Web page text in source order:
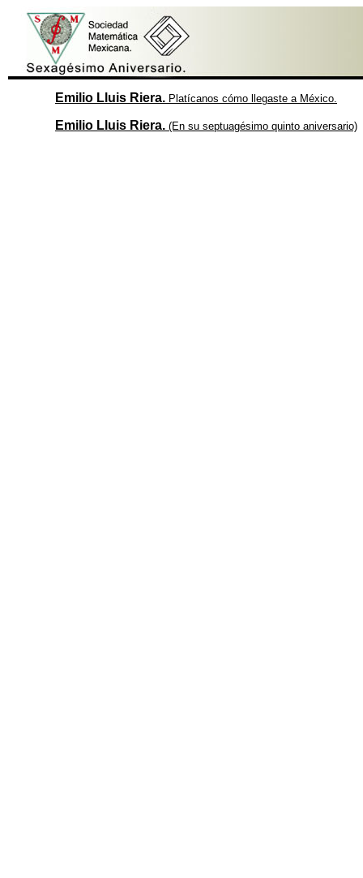
Emilio Lluis Riera. Platícanos cómo llegaste a México.
Emilio Lluis Riera. (En su septuagésimo quinto aniversario)